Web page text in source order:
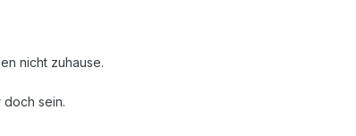
nicht zuhause.
sein.